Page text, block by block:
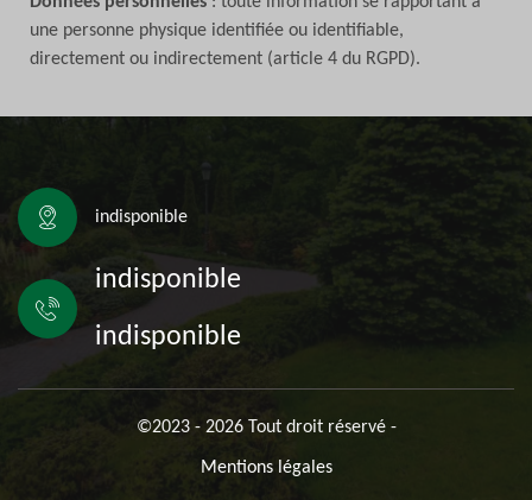
une personne physique identifiée ou identifiable,
directement ou indirectement (article 4 du RGPD).
indisponible
indisponible
indisponible
©2023 - 2026 Tout droit réservé -
Mentions légales